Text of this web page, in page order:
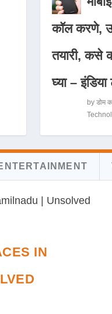
कॉल करणे,
तयारी, कसे
घ्या – इंडिया
by डोम
IN